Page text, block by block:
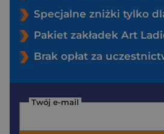
Specjalne zniżki tylko
Pakiet zakładek Art
Brak opłat za
Twój e-mail